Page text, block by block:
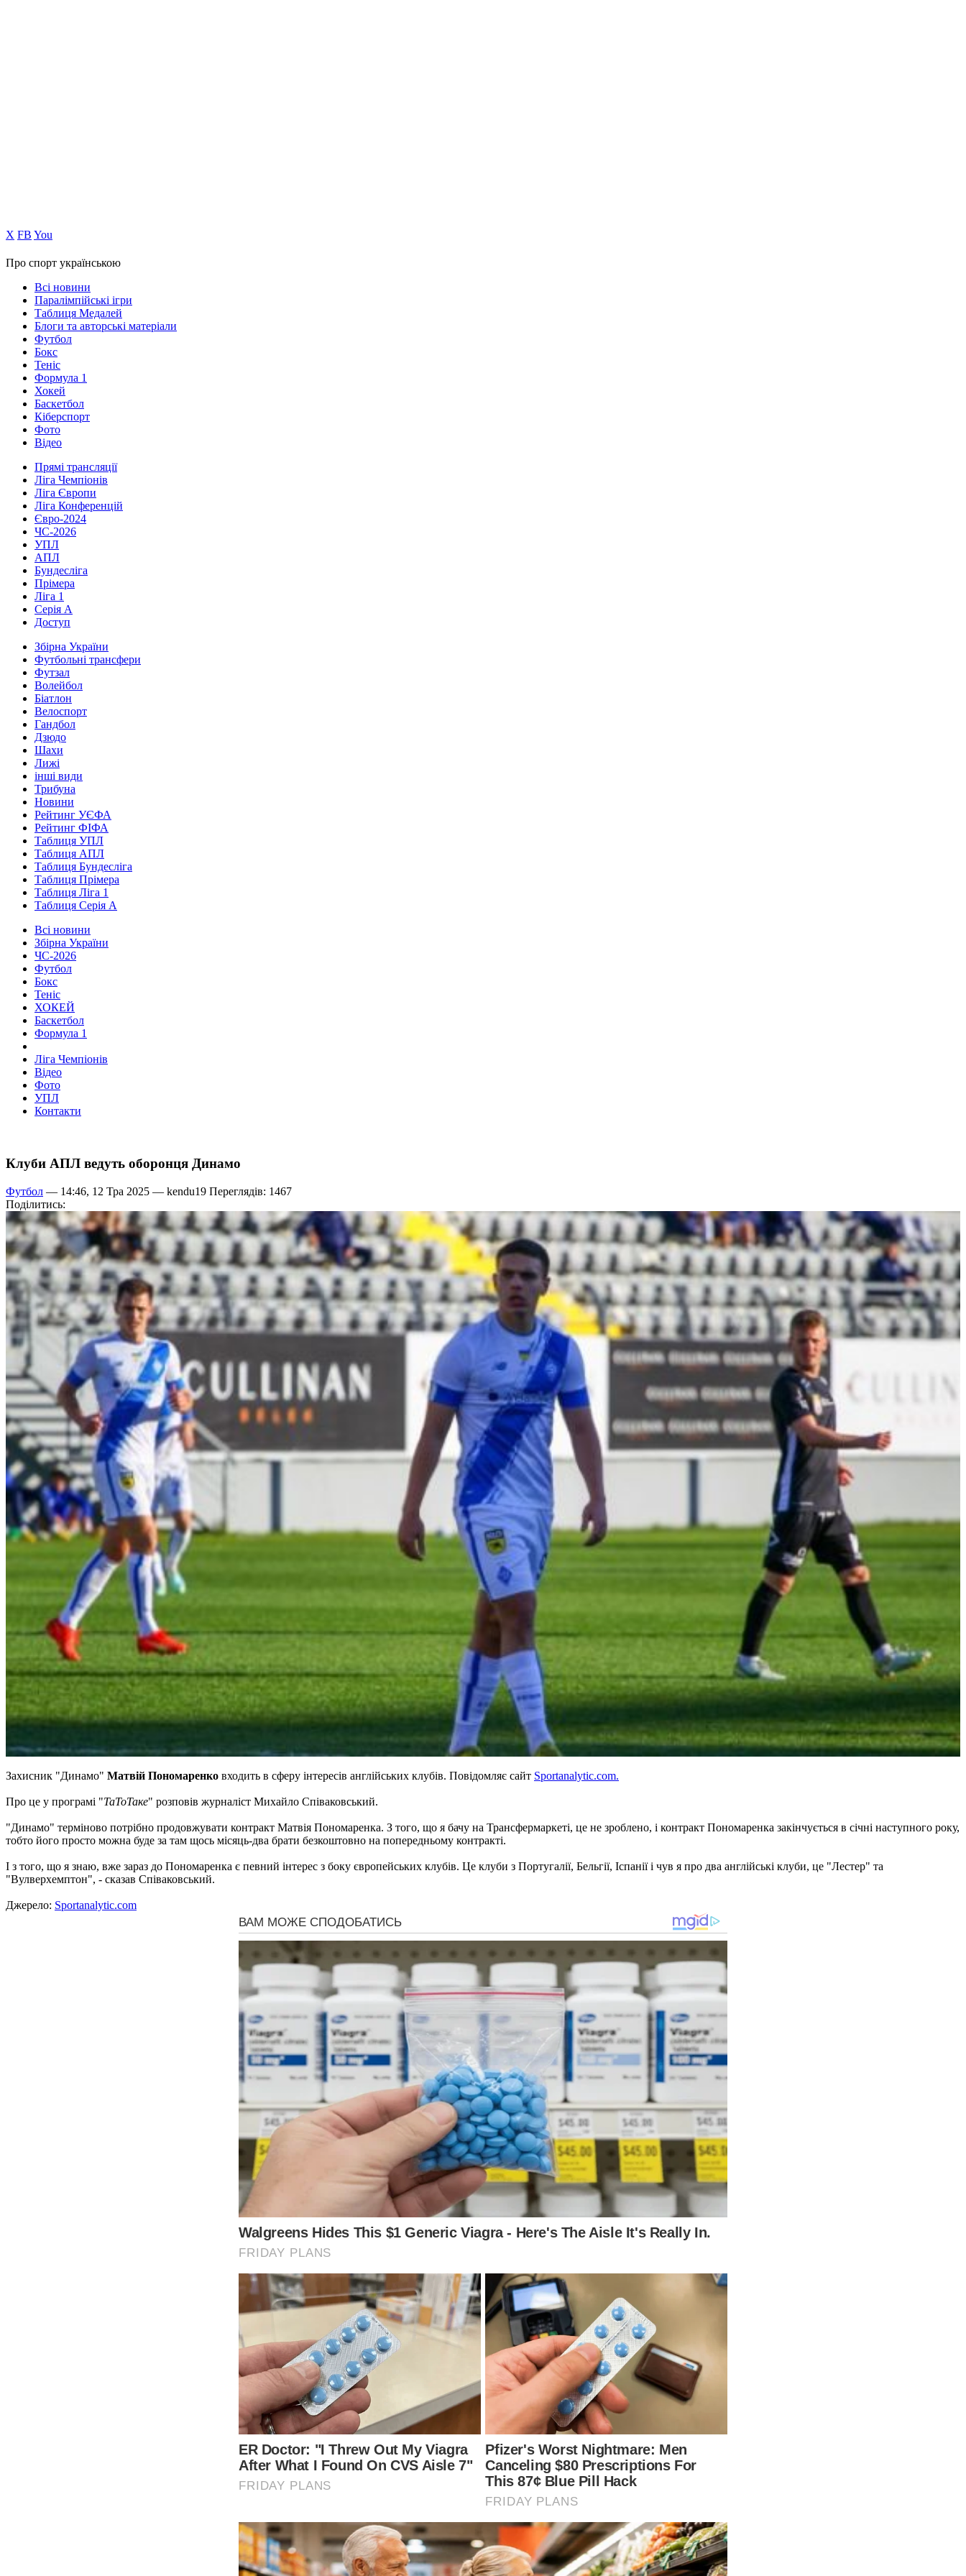
Х FB You
Про спорт українською
Всі новини
Паралімпійські ігри
Таблиця Медалей
Блоги та авторські матеріали
Футбол
Бокс
Теніс
Формула 1
Хокей
Баскетбол
Кіберспорт
Фото
Відео
Прямі трансляції
Ліга Чемпіонів
Ліга Європи
Ліга Конференцій
Євро-2024
ЧС-2026
УПЛ
АПЛ
Бундесліга
Прімера
Ліга 1
Серія А
Доступ
Збірна України
Футбольні трансфери
Футзал
Волейбол
Біатлон
Велоспорт
Гандбол
Дзюдо
Шахи
Лижі
інші види
Трибуна
Новини
Рейтинг УЄФА
Рейтинг ФІФА
Таблиця УПЛ
Таблиця АПЛ
Таблиця Бундесліга
Таблиця Прімера
Таблиця Ліга 1
Таблиця Серія А
Всі новини
Збірна України
ЧС-2026
Футбол
Бокс
Теніс
ХОКЕЙ
Баскетбол
Формула 1
Ліга Чемпіонів
Відео
Фото
УПЛ
Контакти
Клуби АПЛ ведуть оборонця Динамо
Футбол — 14:46, 12 Тра 2025 — kendu19 Переглядів: 1467
Поділитись:
Захисник "Динамо" Матвій Пономаренко входить в сферу інтересів англійських клубів. Повідомляє сайт Sportanalytic.com.
Про це у програмі "ТаТоТаке" розповів журналіст Михайло Співаковський.
"Динамо" терміново потрібно продовжувати контракт Матвія Пономаренка. З того, що я бачу на Трансфермаркеті, це не зроблено, і контракт Пономаренка закінчується в січні наступного року,
тобто його просто можна буде за там щось місяць-два брати безкоштовно на попередньому контракті.
І з того, що я знаю, вже зараз до Пономаренка є певний інтерес з боку європейських клубів. Це клуби з Португалії, Бельгії, Іспанії і чув я про два англійські клуби, це "Лестер" та
"Вулверхемптон", - сказав Співаковський.
Джерело: Sportanalytic.com